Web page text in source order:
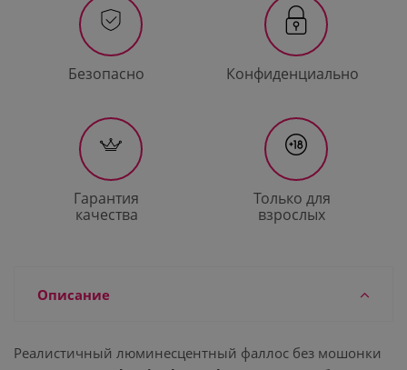
Безопасно Конфиденциально
Гарантия
качества
Только для
взрослых
Описание
Реалистичный люминесцентный фаллос без мошонки